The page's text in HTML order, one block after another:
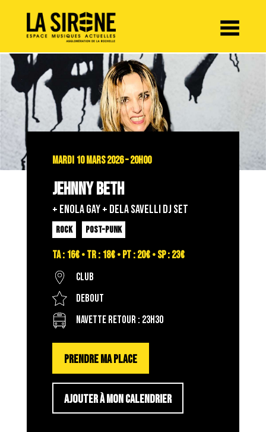
MARDI 10 MARS 2026 – 20H00
JEHNNY BETH
+ ENOLA GAY + DELA SAVELLI DJ SET
ROCK POST-PUNK
TA : 16€ • TR : 18€ • PT : 20€ • SP : 23€
Club
Debout
Navette retour : 23h30
PRENDRE MA PLACE
AJOUTER À MON CALENDRIER